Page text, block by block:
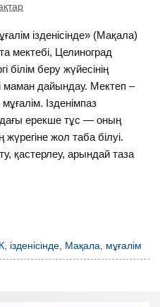
ізденісінде» (Мақала)
мектебі, Целиноград
білім беру жүйесінің
маман дайындау. Мектеп –
Ізденімпаз
ерекше тұс — оның
жүрегіне жол таба білуі.
қастерлеу, арындай таза
ізденісінде Мақала мұғалім